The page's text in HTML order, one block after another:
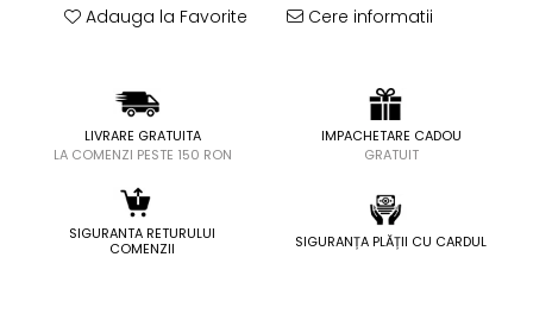
Adauga la Favorite Cere informatii
LIVRARE GRATUITA
LA COMENZI PESTE 150 RON
IMPACHETARE CADOU
GRATUIT
SIGURANTA RETURULUI
COMENZII
SIGURANȚA PLĂȚII CU CARDUL